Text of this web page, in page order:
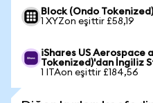
Block (Ondo
1 XYZon eşittir £58,19
iShares US Aerospace
Tokenized)'dan İngiliz
1 ITAon eşittir £184,56